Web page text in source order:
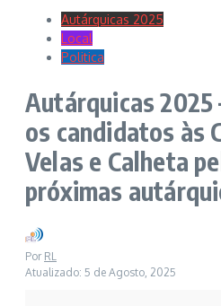
Autárquicas 2025
Local
Politica
Autárquicas 2025
os candidatos às
Velas e Calheta
próximas
Por RL
Atualizado: 5 de Agosto, 2025